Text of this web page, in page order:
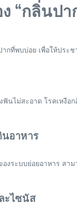
“กลิ่นป
ที่พบบ่อย เพื่อให้ประช
ฟันไม่สะอาด โรคเหงื
อาหาร
ระบบย่อยอาหาร สา
ะไซนัส